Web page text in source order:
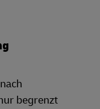
begrenzt